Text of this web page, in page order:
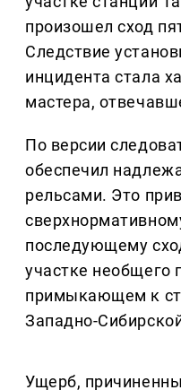
произошел сход
Следствие
инцидента стала
мастера,
По версии
обеспечил
рельсами. Это
последующему
участке необщего
примыкающем к
Западно-
Ущерб,